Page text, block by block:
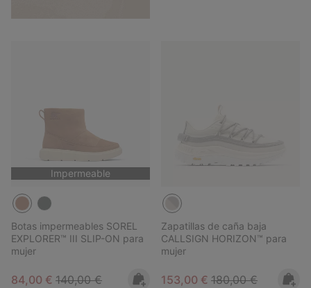
Impermeable
Botas impermeables SOREL
EXPLORER™ III SLIP-ON para
mujer
Sale price:
84,00 € Regular price:
140,00 €
Zapatillas de caña baja
CALLSIGN HORIZON™ para
mujer
Sale price:
153,00 € Regular price:
180,00 €